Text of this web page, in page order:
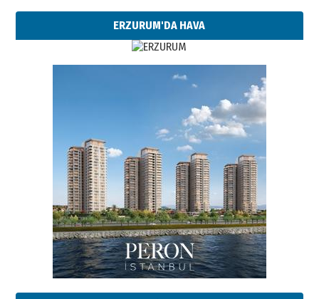
ERZURUM'DA HAVA